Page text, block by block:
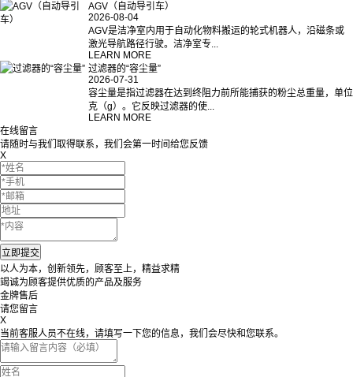
AGV（自动导引车）
2026-08-04
AGV是洁净室内用于自动化物料搬运的轮式机器人，沿磁条或
激光导航路径行驶。洁净室专...
LEARN MORE
过滤器的“容尘量”
2026-07-31
容尘量是指过滤器在达到终阻力前所能捕获的粉尘总重量，单位
克（g）。它反映过滤器的使...
LEARN MORE
在线留言
请随时与我们取得联系，我们会第一时间给您反馈
X
以人为本，创新领先，顾客至上，精益求精
竭诚为顾客提供优质的产品及服务
金牌售后
请您留言
X
当前客服人员不在线，请填写一下您的信息，我们会尽快和您联系。